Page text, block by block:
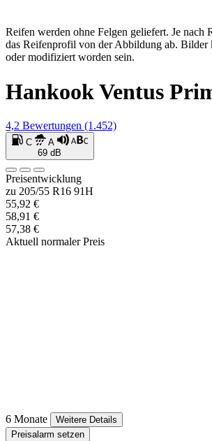
Reifen werden ohne Felgen geliefert. Je nach
das Reifenprofil von der Abbildung ab. Bilder
oder modifiziert worden sein.
Hankook Ventus
4,2 Bewertungen (1.452)
C
A
69 dB
Preisentwicklung
zu 205/55 R16 91H
55,92 €
58,91 €
57,38 €
Aktuell normaler Preis
6 Monate
Weitere Details
Preisalarm setzen